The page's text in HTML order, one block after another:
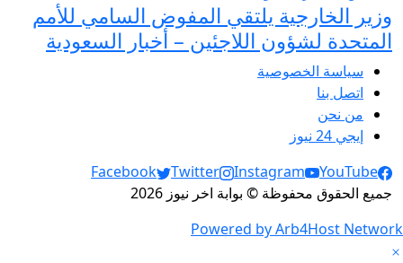
وزير الخارجية يلتقي المفوض السامي للأمم
المتحدة لشؤون اللاجئين – أخبار السعودية
سياسة الخصوصية
اتصل بنا
من نحن
إيجي 24 نيوز
Social Links
Facebook Twitter Instagram
YouTube
جميع الحقوق محفوظة © بوابة اخر نيوز 2026
Powered by Arb4Host Network